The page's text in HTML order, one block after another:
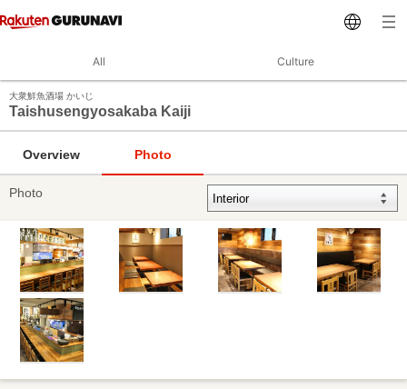
All Culture
大衆鮮魚酒場 かいじ
Taishusengyosakaba Kaiji
Overview Photo
Photo